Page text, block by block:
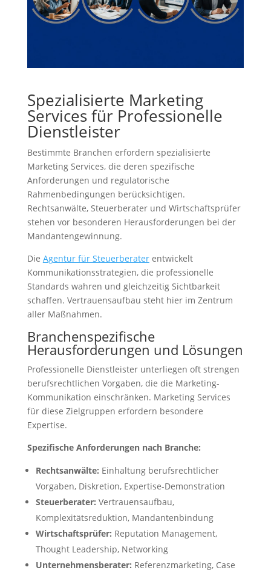
Spezialisierte Marketing
Services für Professionelle
Dienstleister
Bestimmte Branchen erfordern spezialisierte
Marketing Services, die deren spezifische
Anforderungen und regulatorische
Rahmenbedingungen berücksichtigen.
Rechtsanwälte, Steuerberater und Wirtschaftsprüfer
stehen vor besonderen Herausforderungen bei der
Mandantengewinnung.
Die Agentur für Steuerberaterentwickelt
Kommunikationsstrategien, die professionelle
Standards wahren und gleichzeitig Sichtbarkeit
schaffen. Vertrauensaufbau steht hier im Zentrum
aller Maßnahmen.
Branchenspezifische
Herausforderungen und Lösungen
Professionelle Dienstleister unterliegen oft strengen
berufsrechtlichen Vorgaben, die die Marketing-
Kommunikation einschränken. Marketing Services
für diese Zielgruppen erfordern besondere
Expertise.
Spezifische Anforderungen nach Branche:
Rechtsanwälte: Einhaltung berufsrechtlicher
Vorgaben, Diskretion, Expertise-Demonstration
Steuerberater: Vertrauensaufbau,
Komplexitätsreduktion, Mandantenbindung
Wirtschaftsprüfer: Reputation Management,
Thought Leadership, Networking
Unternehmensberater: Referenzmarketing, Case